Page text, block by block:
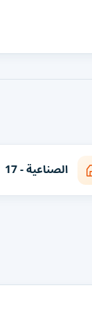
الصناعية - 17